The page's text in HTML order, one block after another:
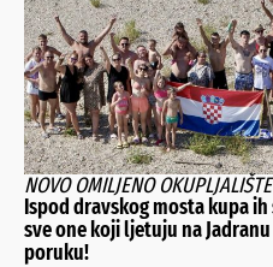
NOVO OMILJENO OKUPLJALIŠTE
Ispod dravskog mosta kupa
sve one koji ljetuju na
poruku!